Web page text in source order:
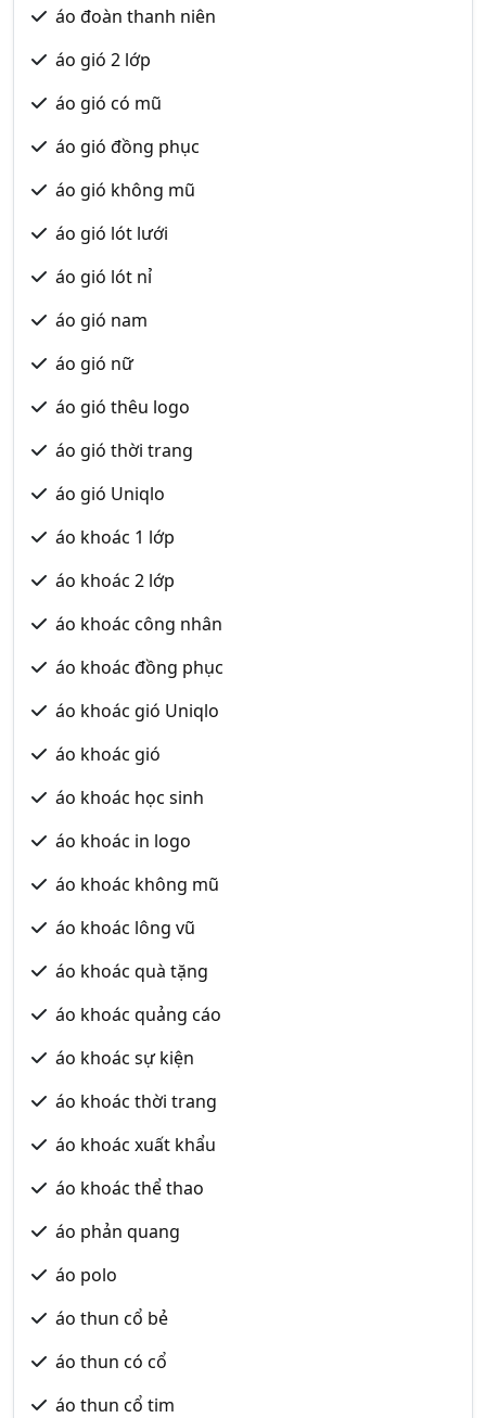
áo đoàn thanh niên
áo gió 2 lớp
áo gió có mũ
áo gió đồng phục
áo gió không mũ
áo gió lót lưới
áo gió lót nỉ
áo gió nam
áo gió nữ
áo gió thêu logo
áo gió thời trang
áo gió Uniqlo
áo khoác 1 lớp
áo khoác 2 lớp
áo khoác công nhân
áo khoác đồng phục
áo khoác gió Uniqlo
áo khoác gió
áo khoác học sinh
áo khoác in logo
áo khoác không mũ
áo khoác lông vũ
áo khoác quà tặng
áo khoác quảng cáo
áo khoác sự kiện
áo khoác thời trang
áo khoác xuất khẩu
áo khoác thể thao
áo phản quang
áo polo
áo thun cổ bẻ
áo thun có cổ
áo thun cổ tim